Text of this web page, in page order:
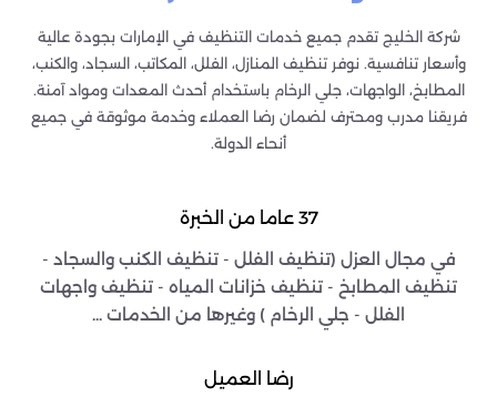
شركة الخليج تقدم جميع خدمات التنظيف في الإمارات بجودة عالية
وأسعار تنافسية. نوفر تنظيف المنازل، الفلل، المكاتب، السجاد، والكنب،
المطابخ، الواجهات، جلي الرخام باستخدام أحدث المعدات ومواد آمنة.
فريقنا مدرب ومحترف لضمان رضا العملاء وخدمة موثوقة في جميع
أنحاء الدولة.
37 عاما من الخبرة
في مجال العزل (تنظيف الفلل - تنظيف الكنب والسجاد -
تنظيف المطابخ - تنظيف خزانات المياه - تنظيف واجهات
الفلل - جلي الرخام ) وغيرها من الخدمات ...
رضا العميل